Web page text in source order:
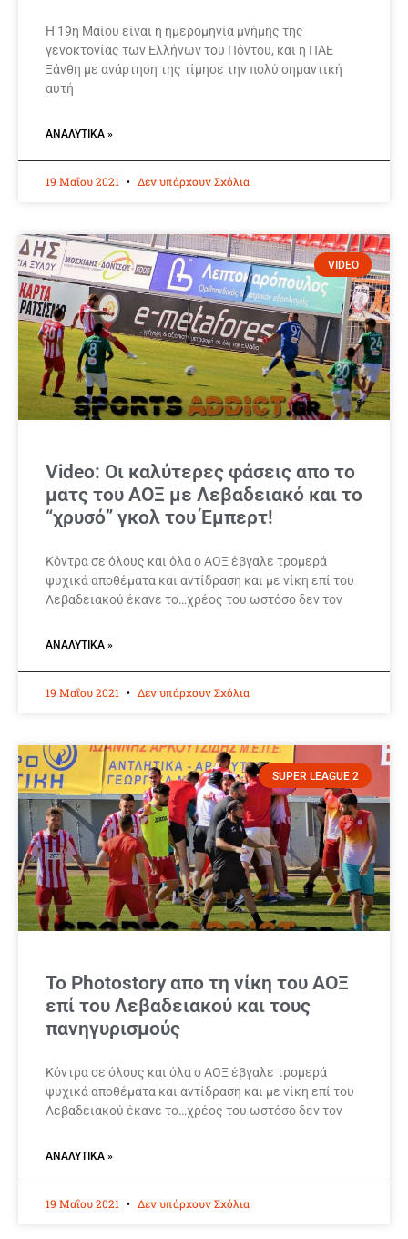
Η 19η Μαίου είναι η ημερομηνία μνήμης της
γενοκτονίας των Ελλήνων του Πόντου, και η ΠΑΕ
Ξάνθη με ανάρτηση της τίμησε την πολύ σημαντική
αυτή
ΑΝΑΛΥΤΙΚΆ »
19 Μαΐου 2021 Δεν υπάρχουν Σχόλια
VIDEO
Video: Οι καλύτερες φάσεις απο το
ματς του ΑΟΞ με Λεβαδειακό και το
“χρυσό” γκολ του Έμπερτ!
Κόντρα σε όλους και όλα ο ΑΟΞ έβγαλε τρομερά
ψυχικά αποθέματα και αντίδραση και με νίκη επί του
Λεβαδειακού έκανε το…χρέος του ωστόσο δεν τον
ΑΝΑΛΥΤΙΚΆ »
19 Μαΐου 2021 Δεν υπάρχουν Σχόλια
SUPER LEAGUE 2
Το Photostory απο τη νίκη του ΑΟΞ
επί του Λεβαδειακού και τους
πανηγυρισμούς
Κόντρα σε όλους και όλα ο ΑΟΞ έβγαλε τρομερά
ψυχικά αποθέματα και αντίδραση και με νίκη επί του
Λεβαδειακού έκανε το…χρέος του ωστόσο δεν τον
ΑΝΑΛΥΤΙΚΆ »
19 Μαΐου 2021 Δεν υπάρχουν Σχόλια